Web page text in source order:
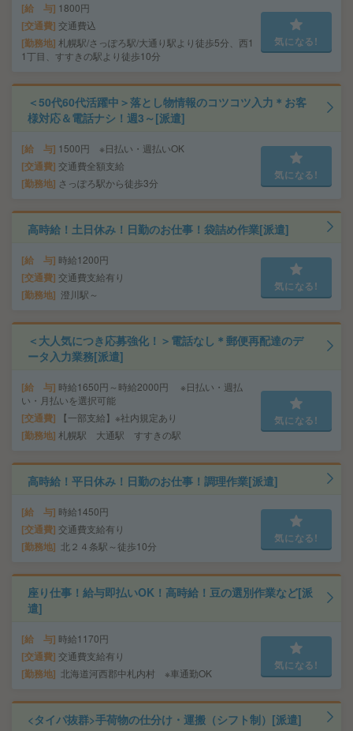
給 与 1800円
交通費 交通費込
勤務地 札幌駅/さっぽろ駅/大通り駅より徒歩5分、西1
1丁目、すすきの駅より徒歩10分
気になる!
＜50代60代活躍中＞落とし物情報のコツコツ入力＊お客
様対応＆電話ナシ！週3～[派遣]
給 与 1500円 ※日払い・週払いOK
交通費 交通費全額支給
勤務地 さっぽろ駅から徒歩3分
気になる!
高時給！土日休み！日勤のお仕事！袋詰め作業[派遣]
給 与 時給1200円
交通費 交通費支給有り
勤務地 澄川駅～
気になる!
＜大人気につき応募強化！＞電話なし＊郵便再配達のデ
ータ入力業務[派遣]
給 与 時給1650円～時給2000円 ※日払い・週払
い・月払いを選択可能
交通費 【一部支給】※社内規定あり
勤務地 札幌駅 大通駅 すすきの駅
気になる!
高時給！平日休み！日勤のお仕事！調理作業[派遣]
給 与 時給1450円
交通費 交通費支給有り
勤務地 北２４条駅～徒歩10分
気になる!
座り仕事！給与即払いOK！高時給！豆の選別作業など[派
遣]
給 与 時給1170円
交通費 交通費支給有り
勤務地 北海道河西郡中札内村 ※車通勤OK
気になる!
<タイパ抜群>手荷物の仕分け・運搬（シフト制）[派遣]